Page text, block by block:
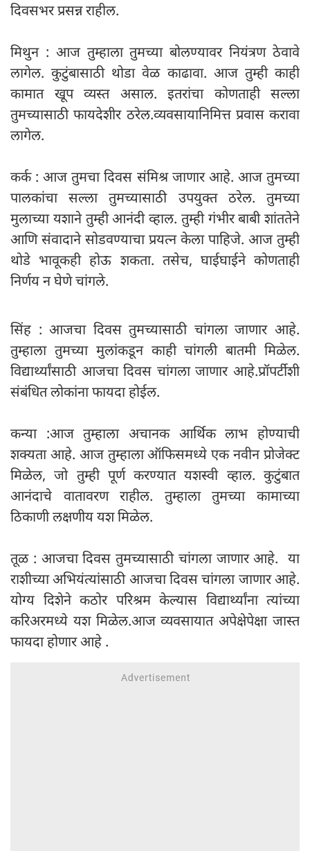
दिवसभर प्रसन्न राहील.
मिथुन : आज तुम्हाला तुमच्या बोलण्यावर नियंत्रण ठेवावे
लागेल. कुटुंबासाठी थोडा वेळ काढावा. आज तुम्ही काही
कामात खूप व्यस्त असाल. इतरांचा कोणताही सल्ला
तुमच्यासाठी फायदेशीर ठरेल.व्यवसायानिमित्त प्रवास करावा
लागेल.
कर्क : आज तुमचा दिवस संमिश्र जाणार आहे. आज तुमच्या
पालकांचा सल्ला तुमच्यासाठी उपयुक्त ठरेल. तुमच्या
मुलाच्या यशाने तुम्ही आनंदी व्हाल. तुम्ही गंभीर बाबी शांततेने
आणि संवादाने सोडवण्याचा प्रयत्न केला पाहिजे. आज तुम्ही
थोडे भावूकही होऊ शकता. तसेच, घाईघाईने कोणताही
निर्णय न घेणे चांगले.
सिंह : आजचा दिवस तुमच्यासाठी चांगला जाणार आहे.
तुम्हाला तुमच्या मुलांकडून काही चांगली बातमी मिळेल.
विद्यार्थ्यांसाठी आजचा दिवस चांगला जाणार आहे.प्रॉपर्टीशी
संबंधित लोकांना फायदा होईल.
कन्या :आज तुम्हाला अचानक आर्थिक लाभ होण्याची
शक्यता आहे. आज तुम्हाला ऑफिसमध्ये एक नवीन प्रोजेक्ट
मिळेल, जो तुम्ही पूर्ण करण्यात यशस्वी व्हाल. कुटुंबात
आनंदाचे वातावरण राहील. तुम्हाला तुमच्या कामाच्या
ठिकाणी लक्षणीय यश मिळेल.
तूळ : आजचा दिवस तुमच्यासाठी चांगला जाणार आहे. या
राशीच्या अभियंत्यांसाठी आजचा दिवस चांगला जाणार आहे.
योग्य दिशेने कठोर परिश्रम केल्यास विद्यार्थ्यांना त्यांच्या
करिअरमध्ये यश मिळेल.आज व्यवसायात अपेक्षेपेक्षा जास्त
फायदा होणार आहे .